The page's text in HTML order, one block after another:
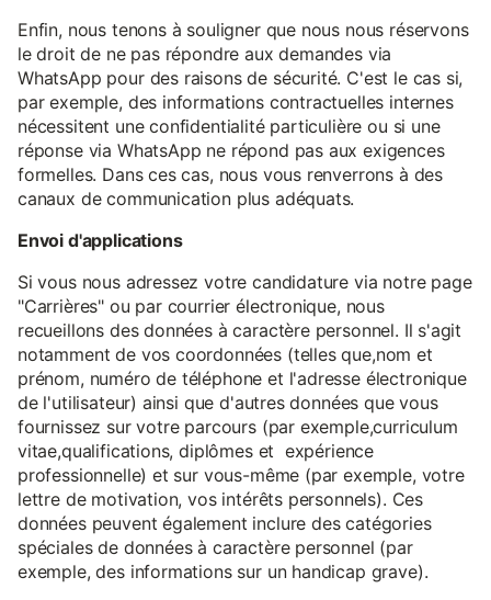
Enfin, nous tenons à souligner que nous nous réservons
le droit de ne pas répondre aux demandes via
WhatsApp pour des raisons de sécurité. C'est le cas si,
par exemple, des informations contractuelles internes
nécessitent une confidentialité particulière ou si une
réponse via WhatsApp ne répond pas aux exigences
formelles. Dans ces cas, nous vous renverrons à des
canaux de communication plus adéquats.
Envoi d'applications
Si vous nous adressez votre candidature via notre page
"Carrières" ou par courrier électronique, nous
recueillons des données à caractère personnel. Il s'agit
notamment de vos coordonnées (telles que,nom et
prénom, numéro de téléphone et l'adresse électronique
de l'utilisateur) ainsi que d'autres données que vous
fournissez sur votre parcours (par exemple,curriculum
vitae,qualifications, diplômes et expérience
professionnelle) et sur vous-même (par exemple, votre
lettre de motivation, vos intérêts personnels). Ces
données peuvent également inclure des catégories
spéciales de données à caractère personnel (par
exemple, des informations sur un handicap grave).